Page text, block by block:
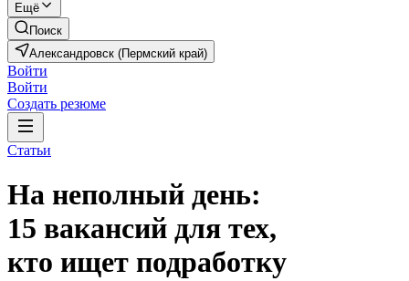
Ещё
Поиск
Александровск (Пермский край)
Войти
Войти
Создать резюме
Статьи
На неполный день:
15 вакансий для тех,
кто ищет подработку